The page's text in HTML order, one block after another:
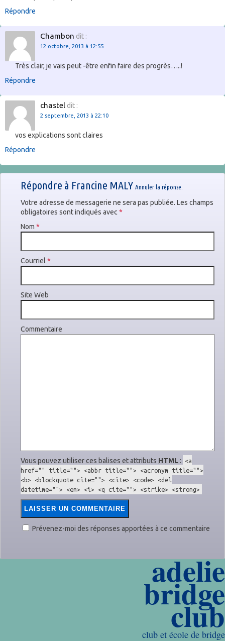
Répondre
Chambon dit :
12 octobre, 2013 à 12:55
Très clair, je vais peut -être enfin faire des progrès…..!
Répondre
chastel dit :
2 septembre, 2013 à 22:10
vos explications sont claires
Répondre
Répondre à Francine MALY Annuler la réponse.
Votre adresse de messagerie ne sera pas publiée. Les champs
obligatoires sont indiqués avec *
Nom *
Courriel *
Site Web
Commentaire
Vous pouvez utiliser ces balises et attributs HTML :
<a
href="" title=""> <abbr title=""> <acronym title="">
<b> <blockquote cite=""> <cite> <code> <del
datetime=""> <em> <i> <q cite=""> <strike> <strong>
Prévenez-moi des réponses apportées à ce commentaire
adelie
bridge
club
club et école de bridge